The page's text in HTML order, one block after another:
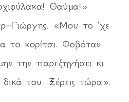
Θαύμα!»
«Μου το ‘χε
το κορίτσι. Φοβόταν
την παρεξηγήσει κι
του. Ξέρεις τώρα».